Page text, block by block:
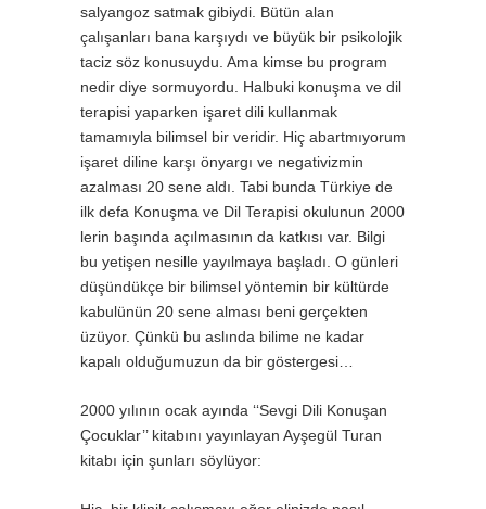
salyangoz satmak gibiydi. Bütün alan
çalışanları bana karşıydı ve büyük bir psikolojik
taciz söz konusuydu. Ama kimse bu program
nedir diye sormuyordu. Halbuki konuşma ve dil
terapisi yaparken işaret dili kullanmak
tamamıyla bilimsel bir veridir. Hiç abartmıyorum
işaret diline karşı önyargı ve negativizmin
azalması 20 sene aldı. Tabi bunda Türkiye de
ilk defa Konuşma ve Dil Terapisi okulunun 2000
lerin başında açılmasının da katkısı var. Bilgi
bu yetişen nesille yayılmaya başladı. O günleri
düşündükçe bir bilimsel yöntemin bir kültürde
kabulünün 20 sene alması beni gerçekten
üzüyor. Çünkü bu aslında bilime ne kadar
kapalı olduğumuzun da bir göstergesi…
2000 yılının ocak ayında ‘‘Sevgi Dili Konuşan
Çocuklar’’ kitabını yayınlayan Ayşegül Turan
kitabı için şunları söylüyor: